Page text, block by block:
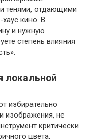
тенями, отдающими
кино. В
и нужную
степень влияния
локальной
избирательно
изображения, не
критически
цвета,